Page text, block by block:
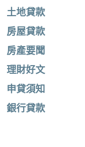
土地貸款
房屋貸款
房產要聞
理財好文
申貸須知
銀行貸款